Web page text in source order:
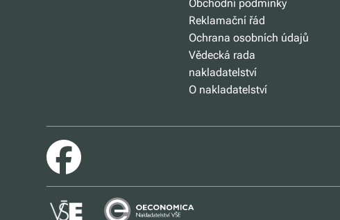
Obchodní podmínky
Reklamační řád
Ochrana osobních údajů
Vědecká rada
nakladatelství
O nakladatelství